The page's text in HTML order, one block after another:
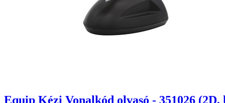
Equip Kézi Vonalkód olvasó - 351026